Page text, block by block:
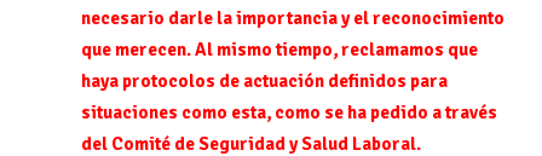
necesario darle la importancia y el reconocimiento
que merecen. Al mismo tiempo, reclamamos que
haya protocolos de actuación definidos para
situaciones como esta, como se ha pedido a través
del Comité de Seguridad y Salud Laboral.